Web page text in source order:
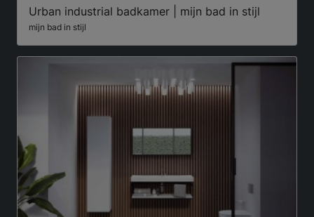
Urban industrial badkamer | mijn bad in stijl
mijn bad in stijl